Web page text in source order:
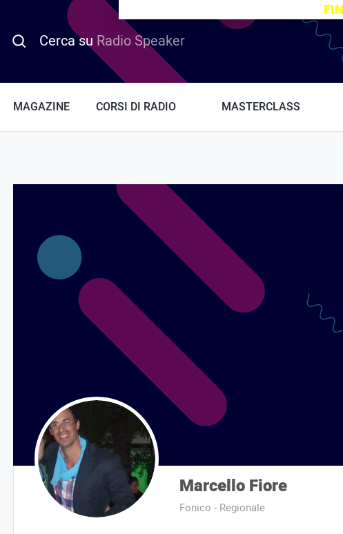
Cerca su Radio Speaker
MAGAZINE CORSI DI RADIO MASTERCLASS
Marcello Fiore
Fonico - Regionale